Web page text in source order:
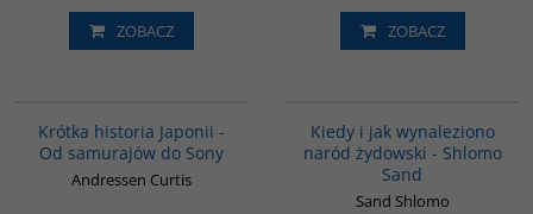
ZOBACZ ZOBACZ
Krótka historia Japonii -
Od samurajów do Sony
Andressen Curtis
Kiedy i jak wynaleziono
naród żydowski - Shlomo
Sand
Sand Shlomo